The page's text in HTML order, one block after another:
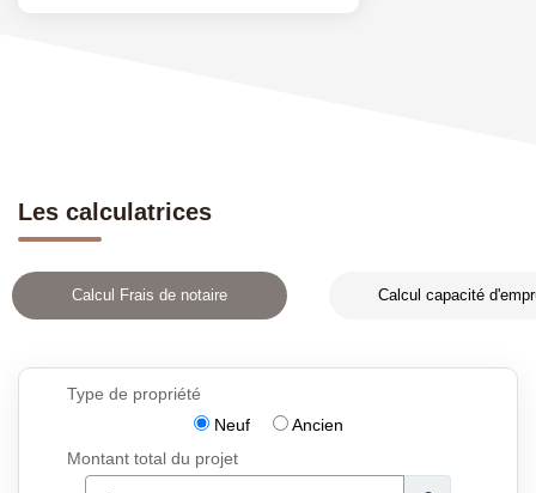
Les calculatrices
Calcul Frais de notaire Calcul capacité